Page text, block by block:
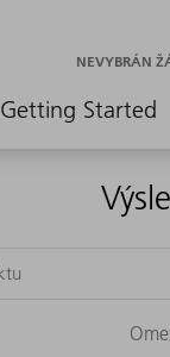
Getting Started
NEVYBRÁN